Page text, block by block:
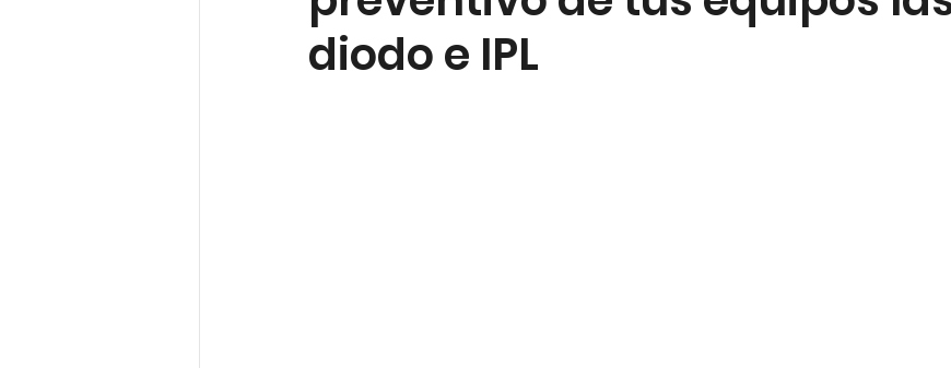
diodo e IPL